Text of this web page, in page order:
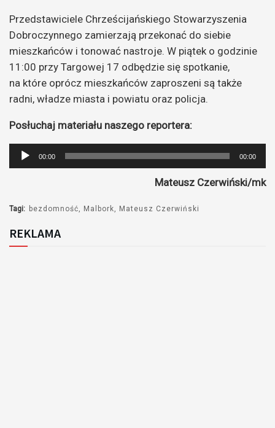
Przedstawiciele Chrześcijańskiego Stowarzyszenia
Dobroczynnego zamierzają przekonać do siebie
mieszkańców i tonować nastroje. W piątek o godzinie
11:00 przy Targowej 17 odbędzie się spotkanie,
na które oprócz mieszkańców zaproszeni są także
radni, władze miasta i powiatu oraz policja.
Posłuchaj materiału naszego reportera:
Odtwarzacz
plików
00:00 00:00
Mateusz Czerwiński/mk
Tagi: bezdomność Malbork Mateusz Czerwiński
REKLAMA